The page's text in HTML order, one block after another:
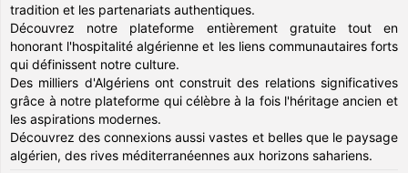
tradition et les partenariats authentiques.
Découvrez notre plateforme entièrement gratuite tout en
honorant l'hospitalité algérienne et les liens communautaires forts
qui définissent notre culture.
Des milliers d'Algériens ont construit des relations significatives
grâce à notre plateforme qui célèbre à la fois l'héritage ancien et
les aspirations modernes.
Découvrez des connexions aussi vastes et belles que le paysage
algérien, des rives méditerranéennes aux horizons sahariens.